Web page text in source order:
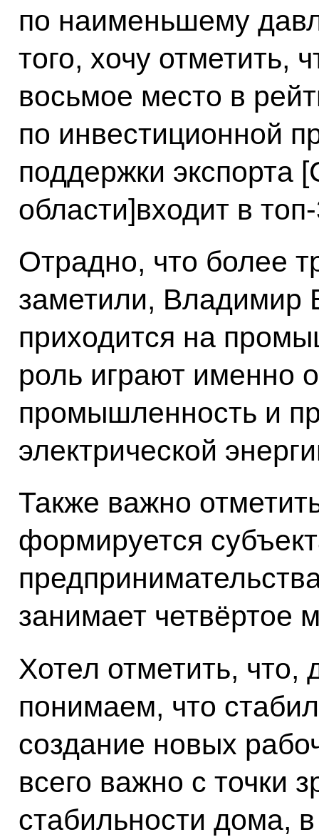
по наименьшему
того, хочу отметить,
восьмое место в
по инвестиционной
поддержки экспорта
области]входит в
Отрадно, что более
заметили, Владимир
приходится на
роль играют именно
промышленность и
электрической
Также важно
формируется
занимает четвёртое
Хотел отметить, что,
понимаем, что
создание новых
всего важно с точки
стабильности дома,